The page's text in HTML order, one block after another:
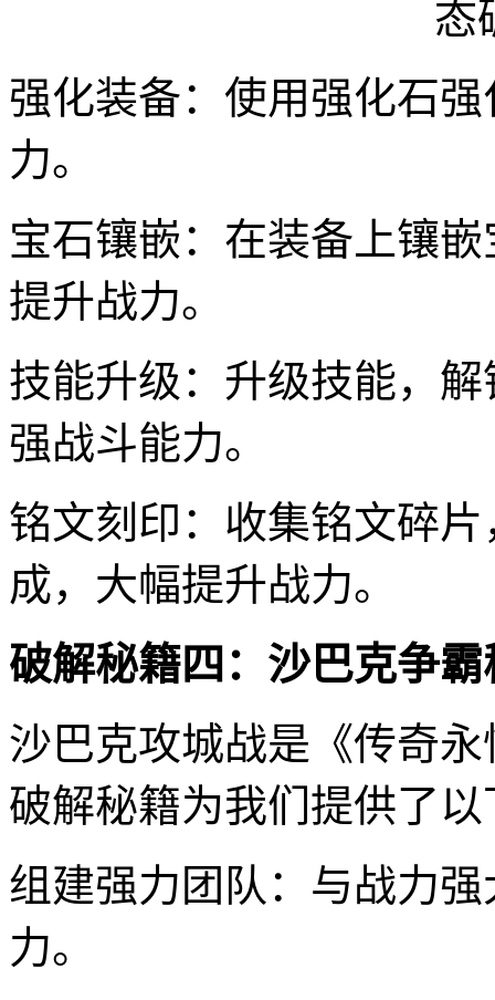
强化装备：使用强化石
力。
宝石镶嵌：在装备上镶
提升战力。
技能升级：升级技能，
强战斗能力。
铭文刻印：收集铭文碎
成，大幅提升战力。
破解秘籍四：沙巴克争霸
沙巴克攻城战是《传奇
破解秘籍为我们提供了
组建强力团队：与战力
力。